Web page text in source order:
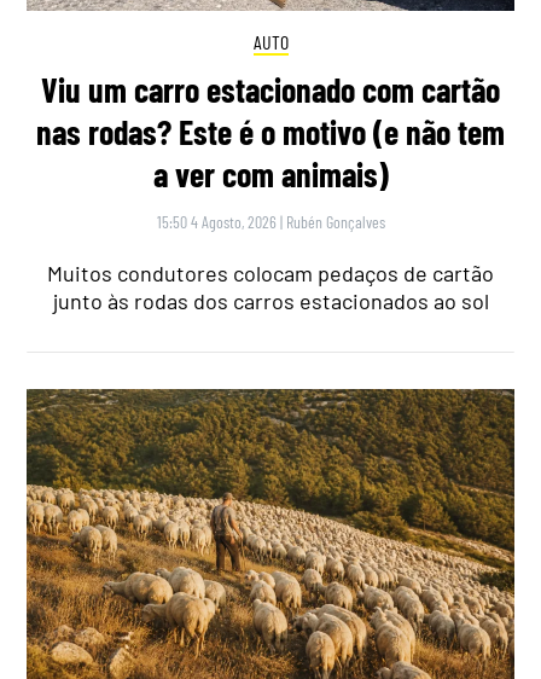
AUTO
Viu um carro estacionado com cartão
nas rodas? Este é o motivo (e não tem
a ver com animais)
15:50 4 Agosto, 2026 | Rubén Gonçalves
Muitos condutores colocam pedaços de cartão
junto às rodas dos carros estacionados ao sol